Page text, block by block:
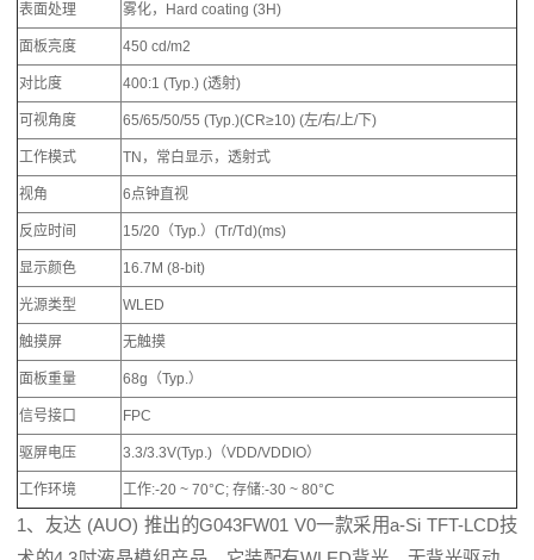
表面处理 雾化，Hard coating (3H)
面板亮度 450 cd/m2
对比度 400:1 (Typ.) (透射)
可视角度 65/65/50/55 (Typ.)(CR≥10) (左/右/上/下)
工作模式 TN，常白显示，透射式
视角 6点钟直视
反应时间 15/20（Typ.）(Tr/Td)(ms)
显示颜色 16.7M (8-bit)
光源类型 WLED
触摸屏 无触摸
面板重量 68g（Typ.）
信号接口 FPC
驱屏电压 3.3/3.3V(Typ.)（VDD/VDDIO）
工作环境 工作:-20 ~ 70°C; 存储:-30 ~ 80°C
1、友达 (AUO) 推出的G043FW01 V0一款采用a-Si TFT-LCD技